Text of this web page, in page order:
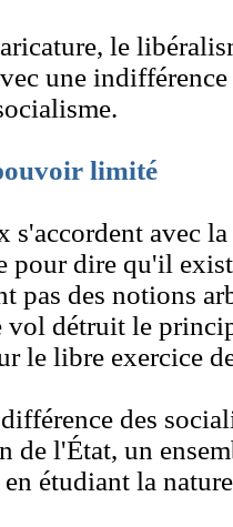
le
une
limité
s'accordent avec
pour dire qu'il
pas des notions
détruit le
le libre exercice
des
de l'État, un
étudiant la